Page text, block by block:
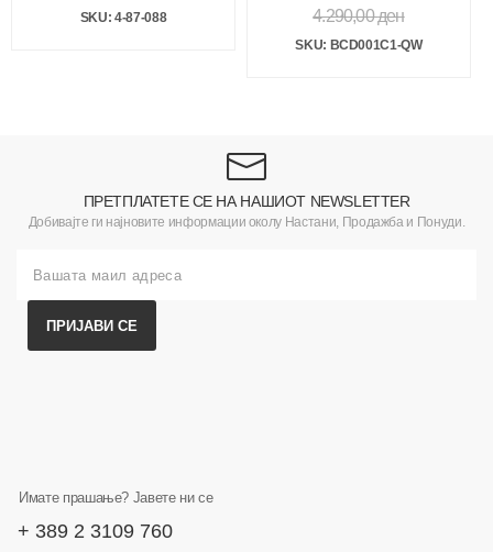
SKU: 4-87-088
4.290,00ден
SKU: BCD001C1-QW
ПРЕТПЛАТЕТЕ СЕ НА НАШИОТ NEWSLETTER
Добивајте ги најновите информации околу Настани, Продажба и Понуди.
ПРИЈАВИ СЕ
Имате прашање? Јавете ни се
+ 389 2 3109 760